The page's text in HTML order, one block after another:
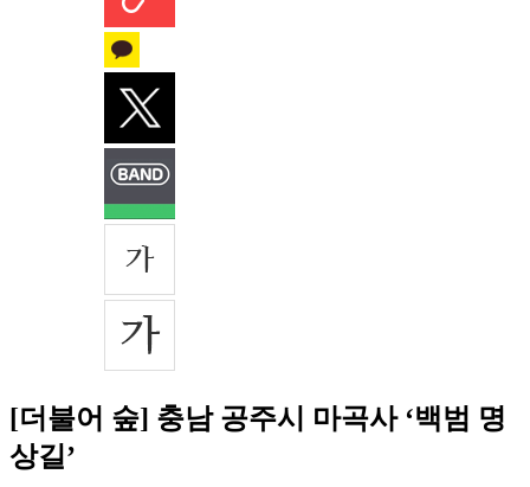
[더불어 숲] 충남 공주시 마곡사 ‘백범 명
상길’